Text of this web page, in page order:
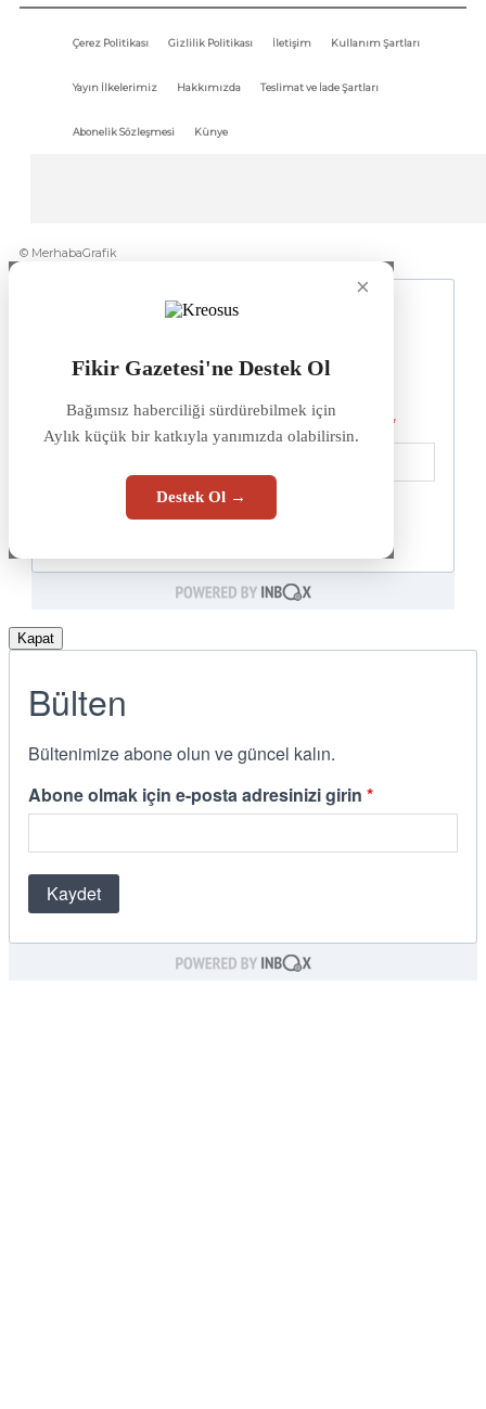
Çerez Politikası Gizlilik Politikası İletişim Kullanım Şartları
Yayın İlkelerimiz Hakkımızda Teslimat ve İade Şartları
Abonelik Sözleşmesi Künye
© MerhabaGrafik
×
Fikir Gazetesi'ne Destek Ol
Bağımsız haberciliği sürdürebilmek için
Aylık küçük bir katkıyla yanımızda olabilirsin.
Destek Ol →
Kapat